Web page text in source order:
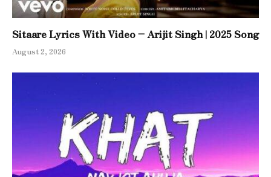
Sitaare Lyrics With Video – Arijit Singh | 2025 Song
August 2, 2026